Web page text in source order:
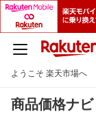
ようこそ 楽天市場へ
商品価格ナビ